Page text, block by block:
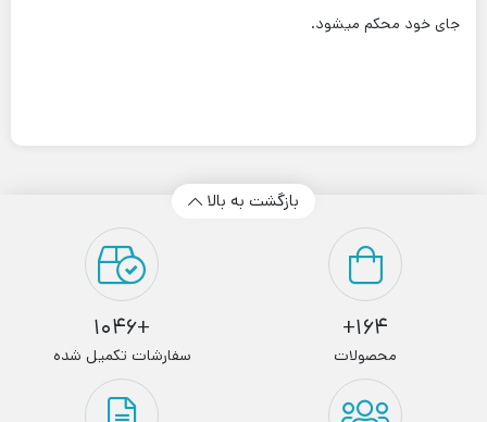
جای خود محکم میشود.
بازگشت به بالا
164+
محصولات
+1046
سفارشات تکمیل شده